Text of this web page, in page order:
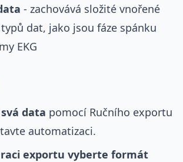
- zachovává složité vnořené
dat, jako jsou fáze spánku
EKG
data pomocí Ručního exportu
automatizaci.
exportu vyberte formát